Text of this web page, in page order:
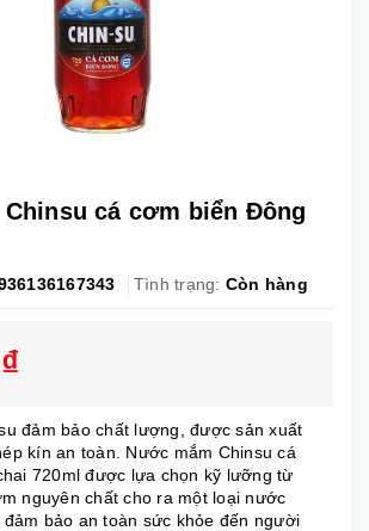
cá cơm biển Đông
Tình trạng: Còn hàng
đảm bảo chất lượng, được sản xuất
kín an toàn. Nước mắm Chinsu cá
720ml được lựa chọn kỹ lưỡng từ
nguyên chất cho ra một loại nước
bảo an toàn sức khỏe đến người